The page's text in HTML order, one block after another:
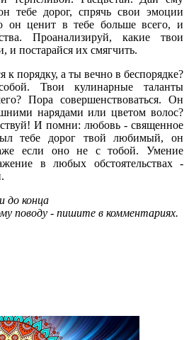
тебе дорог, спрячь свои эмоции
он ценит в тебе больше всего, и
Проанализируй, какие твои
и постарайся их смягчить.
к порядку, а ты вечно в беспорядке?
Твои кулинарные таланты
Пора совершенствоваться. Он
нарядами или цветом волос?
И помни: любовь - священное
тебе дорог твой любимый, он
если оно не с тобой. Умение
в любых обстоятельствах -
до конца
поводу - пишите в комментариях.